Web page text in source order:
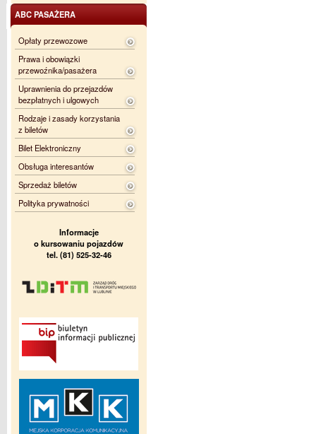
ABC PASAŻERA
Opłaty przewozowe
Prawa i obowiązki
przewoźnika/pasażera
Uprawnienia do przejazdów
bezpłatnych i ulgowych
Rodzaje i zasady korzystania
z biletów
Bilet Elektroniczny
Obsługa interesantów
Sprzedaż biletów
Polityka prywatności
Informacje
o kursowaniu pojazdów
tel. (81) 525-32-46